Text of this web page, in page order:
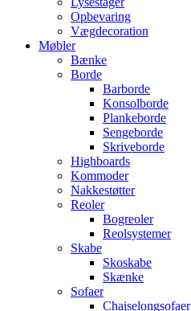
Opbevaring
Vægdecoration
Møbler
Bænke
Borde
Barborde
Konsolborde
Plankeborde
Sengeborde
Skriveborde
Highboards
Kommoder
Nakkestøtter
Reoler
Bogreoler
Reolsystemer
Skabe
Skoskabe
Skænke
Sofaer
Chaiselongsofaer